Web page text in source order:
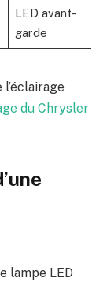
LED avant-
garde
du Chrysler
lampe LED